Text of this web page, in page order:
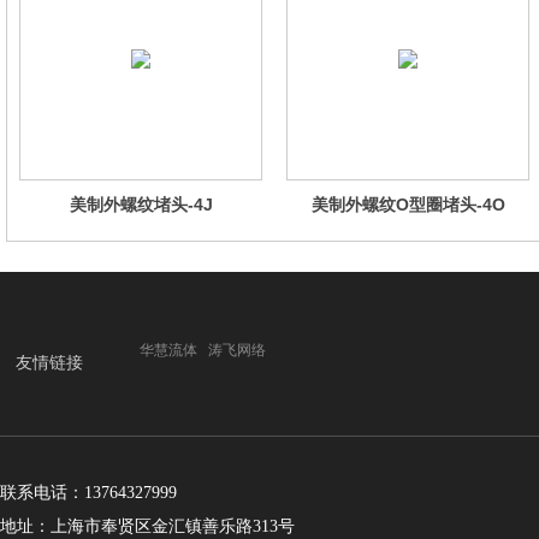
美制外螺纹堵头-4J 美制外螺纹O型圈堵头-4O
友情链接
华慧流体 涛飞网络
联系电话：13764327999
地址：上海市奉贤区金汇镇善乐路313号